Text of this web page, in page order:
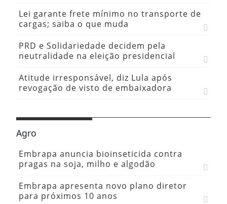
Lei garante frete mínimo no transporte de
cargas; saiba o que muda
PRD e Solidariedade decidem pela
neutralidade na eleição presidencial
Atitude irresponsável, diz Lula após
revogação de visto de embaixadora
Agro
Embrapa anuncia bioinseticida contra
pragas na soja, milho e algodão
Embrapa apresenta novo plano diretor
para próximos 10 anos